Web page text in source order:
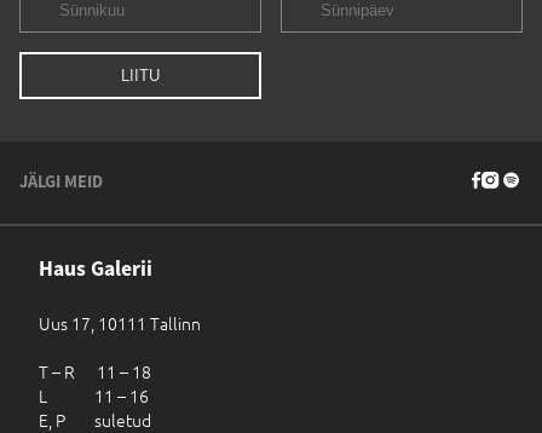
JÄLGI MEID
Haus Galerii
Uus 17, 10111 Tallinn
T – R 11 – 18
L 11 – 16
E, P suletud